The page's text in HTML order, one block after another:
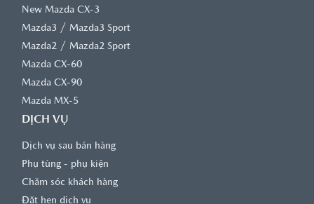
New Mazda CX-3
Mazda3 / Mazda3 Sport
Mazda2 / Mazda2 Sport
Mazda CX-60
Mazda CX-90
Mazda MX-5
DỊCH VỤ
Dịch vụ sau bán hàng
Phụ tùng - phụ kiện
Chăm sóc khách hàng
Đặt hẹn dịch vụ